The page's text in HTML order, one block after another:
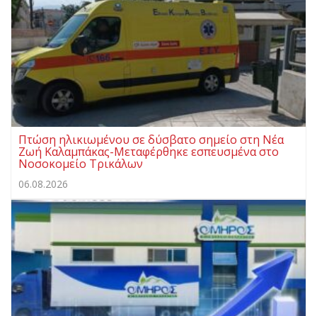
Πτώση ηλικιωμένου σε δύσβατο σημείο στη Νέα
Ζωή Καλαμπάκας-Μεταφέρθηκε εσπευσμένα στο
Νοσοκομείο Τρικάλων
06.08.2026